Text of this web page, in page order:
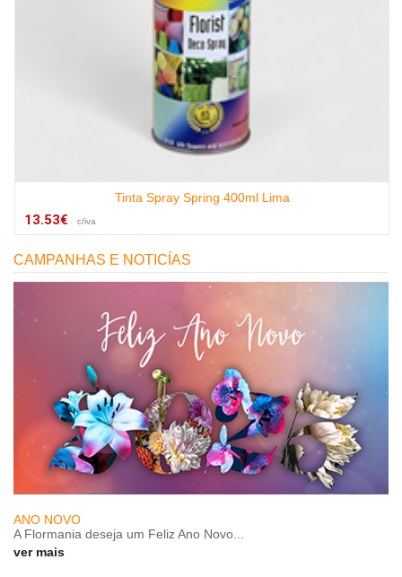
Tinta Spray Spring 400ml Lima
13.53€ c/iva
CAMPANHAS E NOTICÍAS
ANO NOVO
A Flormania deseja um Feliz Ano Novo...
ver mais